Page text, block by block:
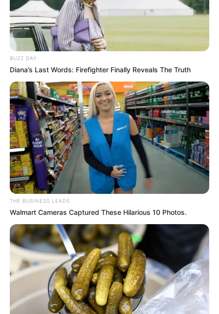
BUZZ DAY
Diana’s Last Words: Firefighter Finally Reveals The Truth
THE BUSINESS LEADS
Walmart Cameras Captured These Hilarious 10 Photos.